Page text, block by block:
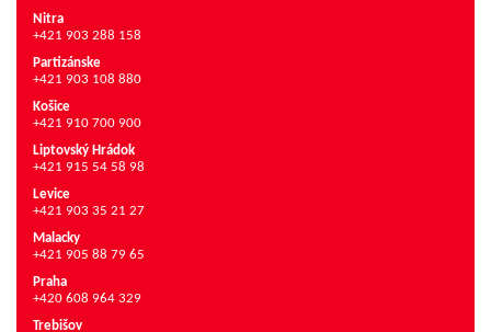
Nitra
+421 903 288 158
Partizánske
+421 903 108 880
Košice
+421 910 700 900
Liptovský Hrádok
+421 915 54 58 98
Levice
+421 903 35 21 27
Malacky
+421 905 88 79 65
Praha
+420 608 964 329
Trebišov